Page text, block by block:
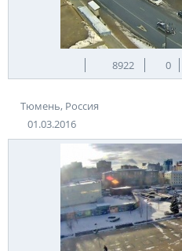
8922 0
Тюмень, Россия
01.03.2016